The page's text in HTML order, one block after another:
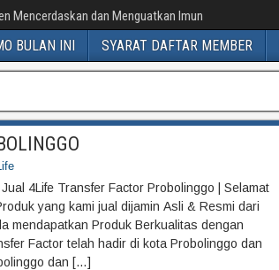
Mencerdaskan dan Menguatkan Imun
BULAN INI SYARAT DAFTAR MEMBER
4Life Transfer Factor Probolinggo | Selamat
yang kami jual dijamin Asli & Resmi dari
mendapatkan Produk Berkualitas dengan
Factor telah hadir di kota Probolinggo dan
dan […]